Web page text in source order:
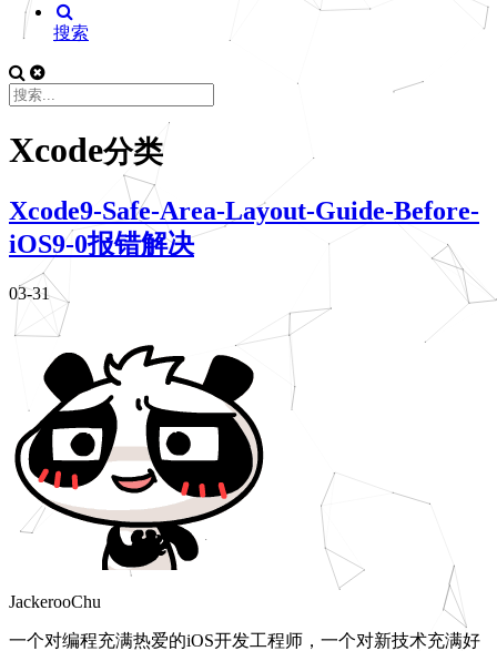
搜索
Xcode分类
Xcode9-Safe-Area-Layout-Guide-Before-
iOS9-0报错解决
03-31
JackerooChu
一个对编程充满热爱的iOS开发工程师，一个对新技术充满好